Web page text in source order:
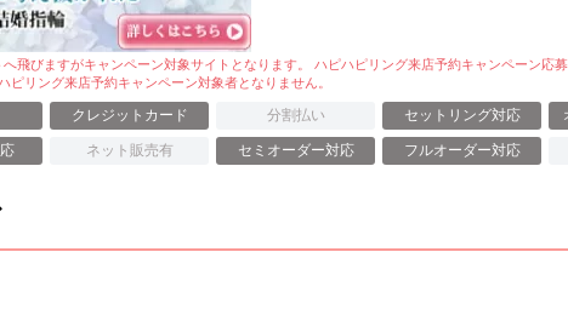
飛びますがキャンペーン対象サイトとなります。 ハピハピリング来店予約キャンペーン応
リング来店予約キャンペーン対象者となりません。
クレジットカード 分割払い セットリング対応
ネット販売有 セミオーダー対応 フルオーダー対応